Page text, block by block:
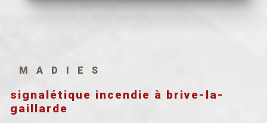
MADIES
signalétique incendie à brive-la-
gaillarde